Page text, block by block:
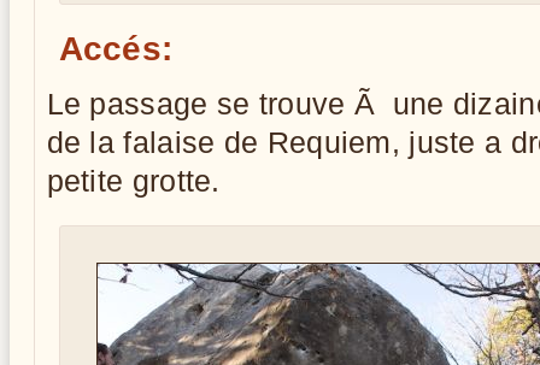
Accés:
Le passage se trouve Ã une
de la falaise de Requiem, juste a
petite grotte.